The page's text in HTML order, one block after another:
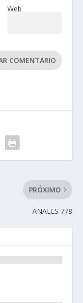
Web
COMENTARIO
PRÓXIMO
ANALES 778